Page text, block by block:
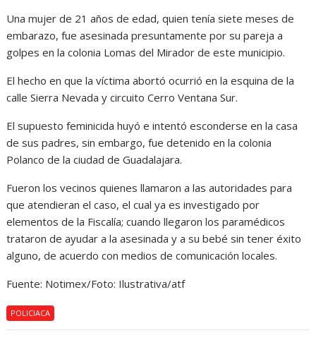
Una mujer de 21 años de edad, quien tenía siete meses de
embarazo, fue asesinada presuntamente por su pareja a
golpes en la colonia Lomas del Mirador de este municipio.
El hecho en que la víctima abortó ocurrió en la esquina de la
calle Sierra Nevada y circuito Cerro Ventana Sur.
El supuesto feminicida huyó e intentó esconderse en la casa
de sus padres, sin embargo, fue detenido en la colonia
Polanco de la ciudad de Guadalajara.
Fueron los vecinos quienes llamaron a las autoridades para
que atendieran el caso, el cual ya es investigado por
elementos de la Fiscalía; cuando llegaron los paramédicos
trataron de ayudar a la asesinada y a su bebé sin tener éxito
alguno, de acuerdo con medios de comunicación locales.
Fuente: Notimex/Foto: Ilustrativa/atf
POLICIACA